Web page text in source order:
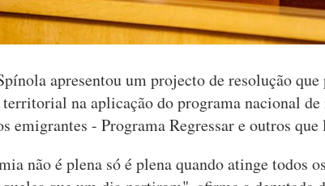
apresentou um projecto de resolução
na aplicação do programa nacional
emigrantes - Programa Regressar e outros que
não é plena só é plena quando atinge todos